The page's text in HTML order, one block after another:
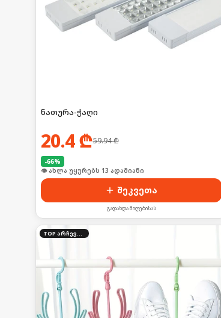
ნათურა-ჭაღი
20.4₾59.94₾
-66%
🛒 ბოლო 24სთ-ში იყიდა 19-მა
შეკვეთა
გადახდა მიღებისას
TOP არჩევანი